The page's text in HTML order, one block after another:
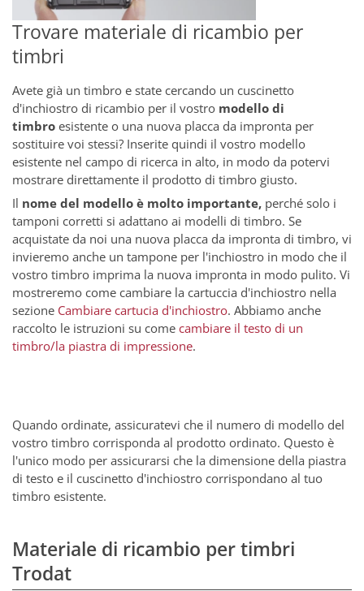
Trovare materiale di ricambio per
timbri
Avete già un timbro e state cercando un cuscinetto
d'inchiostro di ricambio per il vostro modello di
timbro esistente o una nuova placca da impronta per
sostituire voi stessi? Inserite quindi il vostro modello
esistente nel campo di ricerca in alto, in modo da potervi
mostrare direttamente il prodotto di timbro giusto.
Il nome del modello è molto importante, perché solo i
tamponi corretti si adattano ai modelli di timbro. Se
acquistate da noi una nuova placca da impronta di timbro, vi
invieremo anche un tampone per l'inchiostro in modo che il
vostro timbro imprima la nuova impronta in modo pulito. Vi
mostreremo come cambiare la cartuccia d'inchiostro nella
sezione Cambiare cartucia d'inchiostro. Abbiamo anche
raccolto le istruzioni su come cambiare il testo di un
timbro/la piastra di impressione.
Quando ordinate, assicuratevi che il numero di modello del
vostro timbro corrisponda al prodotto ordinato. Questo è
l'unico modo per assicurarsi che la dimensione della piastra
di testo e il cuscinetto d'inchiostro corrispondano al tuo
timbro esistente.
Materiale di ricambio per timbri
Trodat